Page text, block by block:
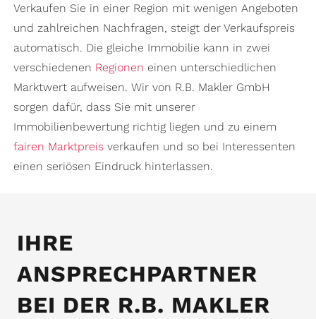
Verkaufen Sie in einer Region mit wenigen Angeboten
und zahlreichen Nachfragen, steigt der Verkaufspreis
automatisch. Die gleiche Immobilie kann in zwei
verschiedenen Regionen einen unterschiedlichen
Marktwert aufweisen. Wir von R.B. Makler GmbH
sorgen dafür, dass Sie mit unserer
Immobilienbewertung richtig liegen und zu einem
fairen Marktpreis verkaufen und so bei Interessenten
einen seriösen Eindruck hinterlassen.
IHRE
ANSPRECHPARTNER
BEI DER R.B. MAKLER